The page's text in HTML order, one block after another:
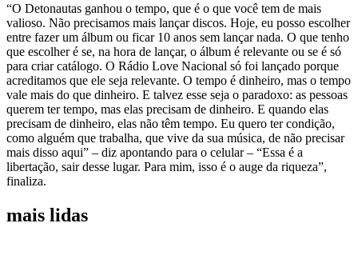
“O Detonautas ganhou o tempo, que é o que você tem de mais
valioso. Não precisamos mais lançar discos. Hoje, eu posso escolher
entre fazer um álbum ou ficar 10 anos sem lançar nada. O que tenho
que escolher é se, na hora de lançar, o álbum é relevante ou se é só
para criar catálogo. O Rádio Love Nacional só foi lançado porque
acreditamos que ele seja relevante. O tempo é dinheiro, mas o tempo
vale mais do que dinheiro. E talvez esse seja o paradoxo: as pessoas
querem ter tempo, mas elas precisam de dinheiro. E quando elas
precisam de dinheiro, elas não têm tempo. Eu quero ter condição,
como alguém que trabalha, que vive da sua música, de não precisar
mais disso aqui” – diz apontando para o celular – “Essa é a
libertação, sair desse lugar. Para mim, isso é o auge da riqueza”,
finaliza.
mais lidas